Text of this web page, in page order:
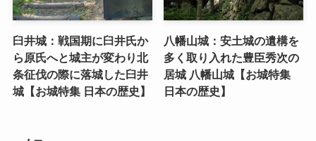
臼井城：戦国期に臼井氏か
ら原氏へと城主が変わり北
条征伐の際に落城した臼井
城【お城特集 日本の歴史】
八幡山城：安土城の遺構を
多く取り入れた豊臣秀次の
居城 八幡山城【お城特集
日本の歴史】